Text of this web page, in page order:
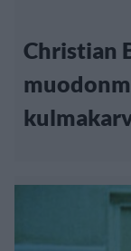
Christian